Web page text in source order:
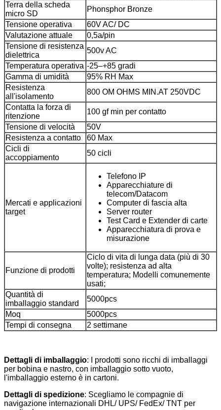
Terra della scheda
micro SD
Phonsphor Bronze
Tensione operativa
60V AC/ DC
Valutazione attuale
0,5a/pin
Tensione di resistenza
dielettrica
500v AC
Temperatura operativa -25–+85 gradi
Gamma di umidità
95% RH Max
Resistenza
all'isolamento
800 OM OHMS MIN.AT 250VDC
Contatta la forza di
ritenzione
100 gf min per contatto
Tensione di velocità
50V
Resistenza a contatto
60 Max
Cicli di
accoppiamento
50 cicli
Mercati e applicazioni
target
Telefono IP
Apparecchiature di
telecom/Datacom
Computer di fascia alta
Server router
Test Card e Extender di carte
Apparecchiatura di prova e
misurazione
Funzione di prodotti
Ciclo di vita di lunga data (più di 30
volte); resistenza ad alta
temperatura; Modelli comunemente
usati;
Quantità di
imballaggio standard
5000pcs
Moq
5000pcs
Tempi di consegna
2 settimane
Dettagli di imballaggio: I prodotti sono ricchi di imballaggi
per bobina e nastro, con imballaggio sotto vuoto,
l'imballaggio esterno è in cartoni.
Dettagli di spedizione: Scegliamo le compagnie di
navigazione internazionali DHL/ UPS/ FedEx/ TNT per